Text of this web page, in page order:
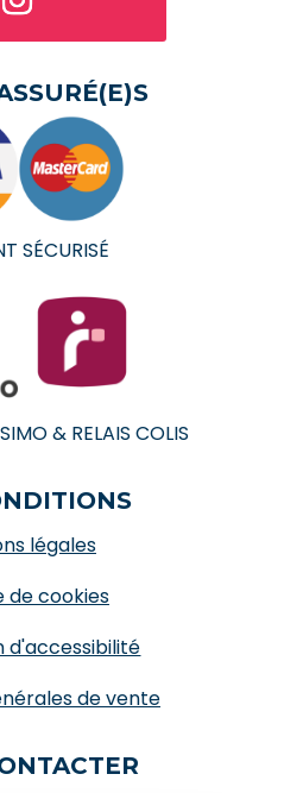
SÉCURISÉ
& RELAIS COLIS
légales
de cookies
d'accessibilité
de vente